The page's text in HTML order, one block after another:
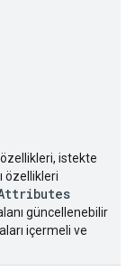
özellikleri, istekte
özellikleri
güncellenebilir
içermeli ve